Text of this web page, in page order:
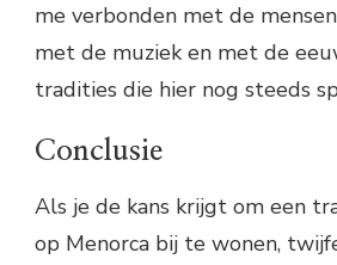
me verbonden met de
met de muziek en met de
tradities die hier nog steeds
Conclusie
Als je de kans krijgt om een
op Menorca bij te wonen,